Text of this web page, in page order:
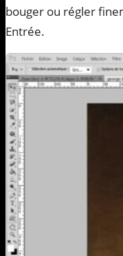
bouger ou régler
Entrée.